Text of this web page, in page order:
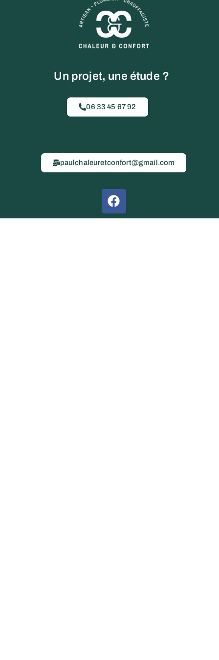
Un projet, une étude ?
06 33 45 67 92
paulchaleuretconfort@gmail.com